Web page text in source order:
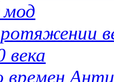
века
времен